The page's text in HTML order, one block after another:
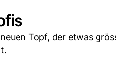
Topf, der etwas